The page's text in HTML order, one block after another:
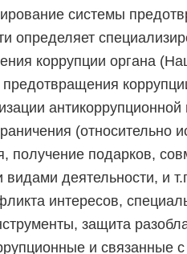
системы
определяет
коррупции органа
антикоррупционной
(относительно
получение подарков,
деятельности, и
интересов,
защита
и связанные